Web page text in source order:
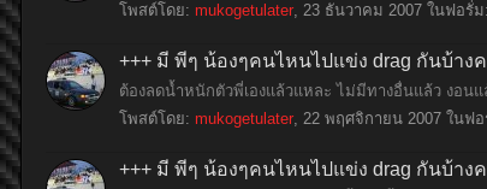
โพสต์โดย: mukogetulater, 23 ธันวาคม 2007 ในฟอรั่ม:
+++ มี พี่ๆ น้องๆคนไหนไปแข่ง drag กันบ้าง
ต้องลดน้ำหนักตัวพี่เองแล้วแหละ ไม่มีทางอื่นแล้ว งอน
โพสต์โดย: mukogetulater, 22 พฤศจิกายน 2007 ในฟอ
+++ มี พี่ๆ น้องๆคนไหนไปแข่ง drag กันบ้าง